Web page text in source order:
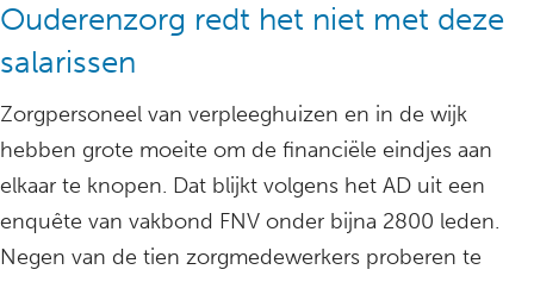
Ouderenzorg redt het niet met deze
salarissen
Zorgpersoneel van verpleeghuizen en in de wijk
hebben grote moeite om de financiële eindjes aan
elkaar te knopen. Dat blijkt volgens het AD uit een
enquête van vakbond FNV onder bijna 2800 leden.
Negen van de tien zorgmedewerkers proberen te